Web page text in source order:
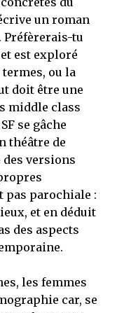
un roman
tu
est exploré
ou la
doit être une
middle class
se gâche
théâtre de
versions
pas parochiale :
et en déduit
des aspects
les femmes
car, se